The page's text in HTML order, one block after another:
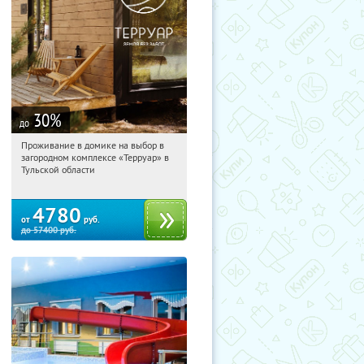
до 30%
11:21:57 Купили:
Тульская обл., Ясногорский р-н, с.
Проживание в домике на выбор в
загородном комплексе «Терруар» в
Тульской области
от 4780 руб.
до57400руб.